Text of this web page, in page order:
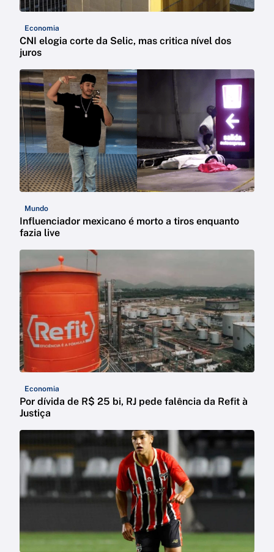
Economia
CNI elogia corte da Selic, mas critica nível dos
juros
Mundo
Influenciador mexicano é morto a tiros enquanto
fazia live
Economia
Por dívida de R$ 25 bi, RJ pede falência da Refit à
Justiça